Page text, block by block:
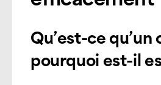
Qu’est-ce
pourquoi est-il